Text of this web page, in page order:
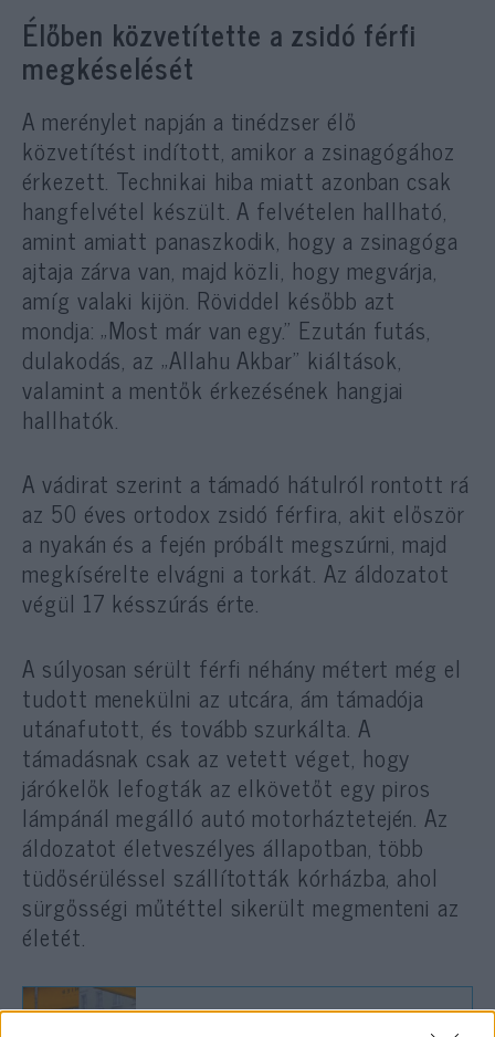
Élőben közvetítette a zsidó férfi
megkéselését
A merénylet napján a tinédzser élő
közvetítést indított, amikor a zsinagógához
érkezett. Technikai hiba miatt azonban csak
hangfelvétel készült. A felvételen hallható,
amint amiatt panaszkodik, hogy a zsinagóga
ajtaja zárva van, majd közli, hogy megvárja,
amíg valaki kijön. Röviddel később azt
mondja: „Most már van egy.” Ezután futás,
dulakodás, az „Allahu Akbar” kiáltások,
valamint a mentők érkezésének hangjai
hallhatók.
A vádirat szerint a támadó hátulról rontott rá
az 50 éves ortodox zsidó férfira, akit először
a nyakán és a fején próbált megszúrni, majd
megkísérelte elvágni a torkát. Az áldozatot
végül 17 késszúrás érte.
A súlyosan sérült férfi néhány métert még el
tudott menekülni az utcára, ám támadója
utánafutott, és tovább szurkálta. A
támadásnak csak az vetett véget, hogy
járókelők lefogták az elkövetőt egy piros
lámpánál megálló autó motorháztetején. Az
áldozatot életveszélyes állapotban, több
tüdősérüléssel szállították kórházba, ahol
sürgősségi műtéttel sikerült megmenteni az
életét.